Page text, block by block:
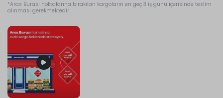
*Aras Burası noktalarına bırakılan kargoların en geç 3 iş günü içerisinde teslim
alınması gerekmektedir.